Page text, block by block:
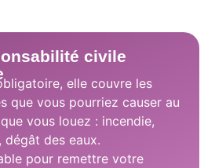
civile
elle couvre les
que vous pourriez causer au
vous louez : incendie,
dégât des eaux.
pour remettre votre